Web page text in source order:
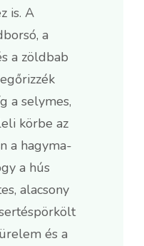
is. A
a
a zöldbab
a selymes,
körbe az
a hagyma-
a hús
alacsony
és a